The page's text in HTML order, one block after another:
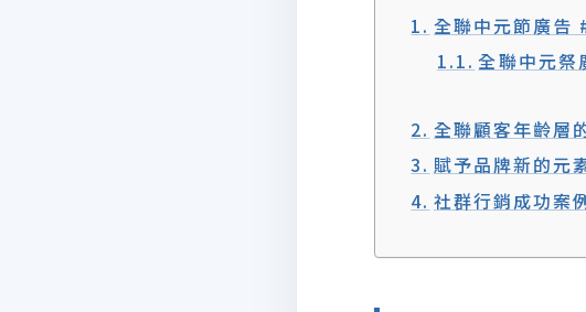
全聯中元節廣告
全聯中元祭
全聯顧客年齡層
賦予品牌新的元
社群行銷成功案